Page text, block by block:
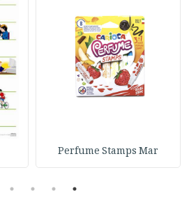
Perfume Stamps Mar
1
2
3
4